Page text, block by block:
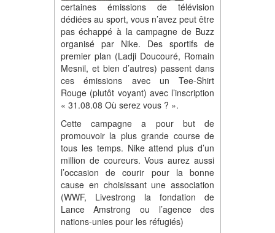
certaines émissions de télévision
dédiées au sport, vous n’avez peut être
pas échappé à la campagne de Buzz
organisé par Nike. Des sportifs de
premier plan (Ladji Doucouré, Romain
Mesnil, et bien d’autres) passent dans
ces émissions avec un Tee-Shirt
Rouge (plutôt voyant) avec l’inscription
« 31.08.08 Où serez vous ? ».
Cette campagne a pour but de
promouvoir la plus grande course de
tous les temps. Nike attend plus d’un
million de coureurs. Vous aurez aussi
l’occasion de courir pour la bonne
cause en choisissant une association
(WWF, Livestrong la fondation de
Lance Amstrong ou l’agence des
nations-unies pour les réfugiés)